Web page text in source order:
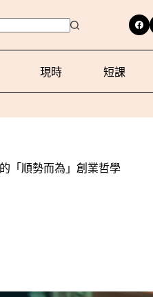
現時 短課
「順勢而為」創業哲學